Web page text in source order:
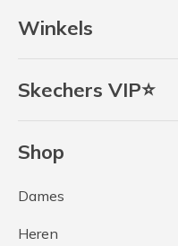
Winkels
Skechers VIP⭐
Shop
Dames
Heren